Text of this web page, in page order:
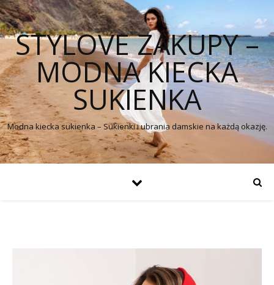
STYLOVE ZAKUPY –
MODNA KIECKA
SUKIENKA
Modna kiecka sukienka – Sukienki i ubrania damskie na każdą okazję.